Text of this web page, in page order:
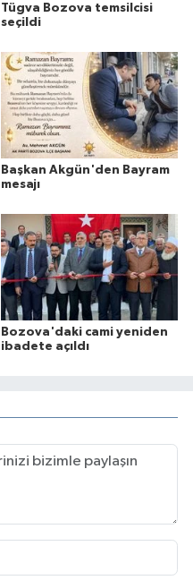
Tügva Bozova temsilcisi
seçildi
Başkan Akgün'den Bayram
mesajı
Bozova'daki cami yeniden
ibadete açıldı